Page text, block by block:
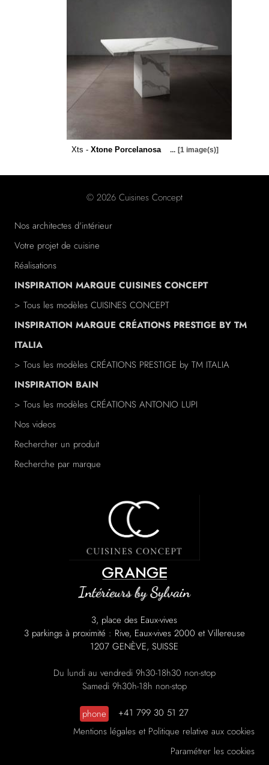
Xts - Xtone Porcelanosa ... [1 image(s)]
© 2026 Cuisines Concept
Nos architectes d'intérieur
Votre projet de cuisine
Réalisations
INSPIRATION MARQUE CUISINES CONCEPT
> Tous les modèles CUISINES CONCEPT
INSPIRATION MARQUE CRÉATIONS PRESTIGE BY TM
ITALIA
> Tous les modèles CRÉATIONS PRESTIGE by TM ITALIA
INSPIRATION BAIN
> Tous les modèles CRÉATIONS ANTONIO LUPI
Nos videos
Rechercher un produit
Recherche par marque
3, place des Eaux-vives
3 parkings à proximité : Rive, Eaux-vives 2000 et Villereuse
1207 GENÈVE, SUISSE
Du lundi au vendredi 9h30-18h30 non-stop
Samedi 9h30h-18h non-stop
phone
+41 799 30 51 27
Mentions légales et Politique relative aux cookies
Paramétrer les cookies